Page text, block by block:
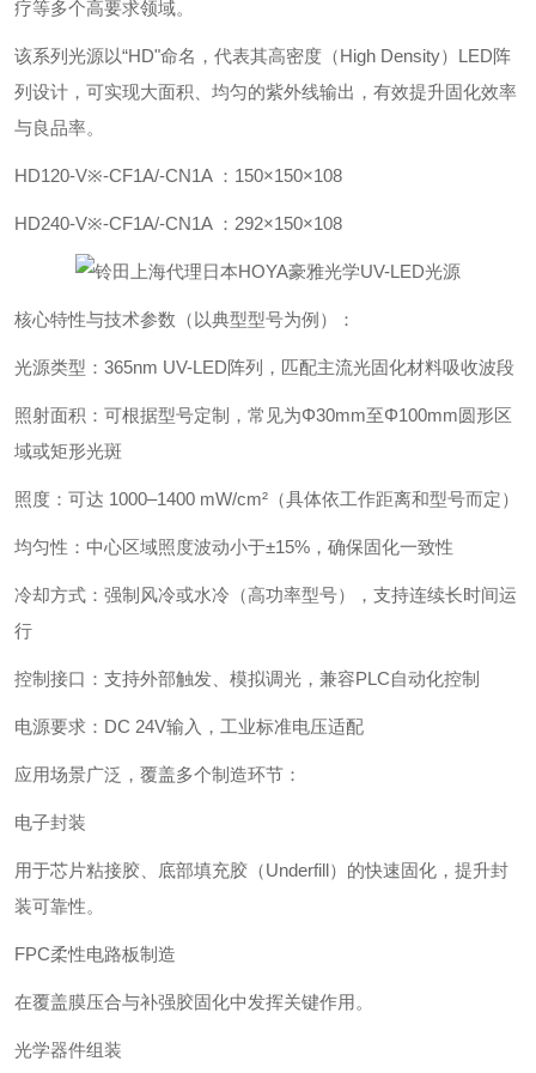
疗等多个高要求领域。
该系列光源以“HD"命名，代表其‌高密度（High Density）LED阵
列设计‌，可实现大面积、均匀的紫外线输出，有效提升固化效率
与良品率。
HD120-V※-CF1A/-CN1A ：150×150×108
HD240-V※-CF1A/-CN1A ：292×150×108
核心特性与技术参数（以典型型号为例）：
‌光源类型‌：365nm UV-LED阵列，匹配主流光固化材料吸收波段
‌照射面积‌：可根据型号定制，常见为Φ30mm至Φ100mm圆形区
域或矩形光斑
‌照度‌：可达 ‌1000–1400 mW/cm²‌（具体依工作距离和型号而定）
‌均匀性‌：中心区域照度波动小于±15%，确保固化一致性
‌冷却方式‌：强制风冷或水冷（高功率型号），支持连续长时间运
行
‌控制接口‌：支持外部触发、模拟调光，兼容PLC自动化控制
‌电源要求‌：DC 24V输入，工业标准电压适配
应用场景广泛，覆盖多个制造环节：
‌电子封装‌
用于芯片粘接胶、底部填充胶（Underfill）的快速固化，提升封
装可靠性。
‌FPC柔性电路板制造‌
在覆盖膜压合与补强胶固化中发挥关键作用。
‌光学器件组装‌